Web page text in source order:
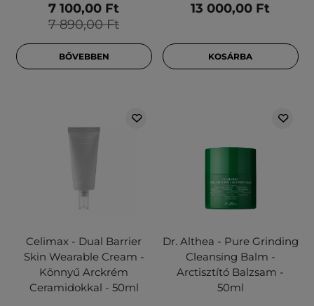
7 890,00 Ft
7 100,00 Ft
BŐVEBBEN
13 000,00 Ft
KOSÁRBA
Celimax - Dual Barrier
Skin Wearable Cream -
Könnyű Arckrém
Ceramidokkal - 50ml
Dr. Althea - Pure Grinding
Cleansing Balm -
Arctisztító Balzsam -
50ml